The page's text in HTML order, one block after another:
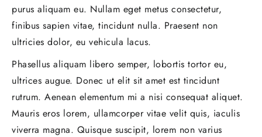
purus aliquam eu. Nullam eget metus consectetur,
finibus sapien vitae, tincidunt nulla. Praesent non
ultricies dolor, eu vehicula lacus.
Phasellus aliquam libero semper, lobortis tortor eu,
ultrices augue. Donec ut elit sit amet est tincidunt
rutrum. Aenean elementum mi a nisi consequat aliquet.
Mauris eros lorem, ullamcorper vitae velit quis, iaculis
viverra magna. Quisque suscipit, lorem non varius